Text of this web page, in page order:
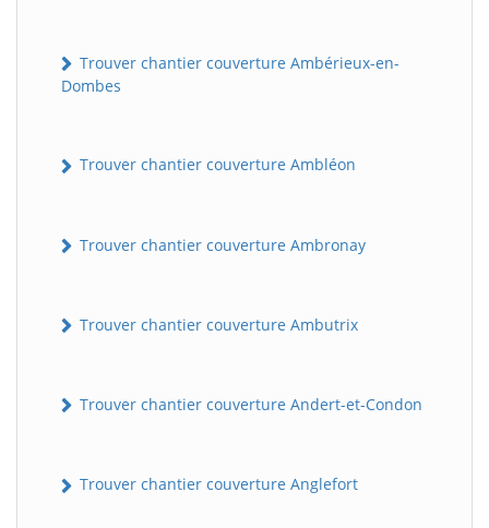
Trouver chantier couverture Ambérieux-en-
Dombes
Trouver chantier couverture Ambléon
Trouver chantier couverture Ambronay
Trouver chantier couverture Ambutrix
Trouver chantier couverture Andert-et-Condon
Trouver chantier couverture Anglefort